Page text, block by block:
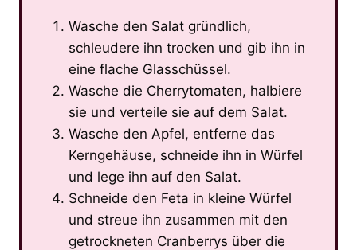
Wasche den Salat gründlich,
schleudere ihn trocken und gib ihn in
eine flache Glasschüssel.
Wasche die Cherrytomaten, halbiere
sie und verteile sie auf dem Salat.
Wasche den Apfel, entferne das
Kerngehäuse, schneide ihn in Würfel
und lege ihn auf den Salat.
Schneide den Feta in kleine Würfel
und streue ihn zusammen mit den
getrockneten Cranberrys über die